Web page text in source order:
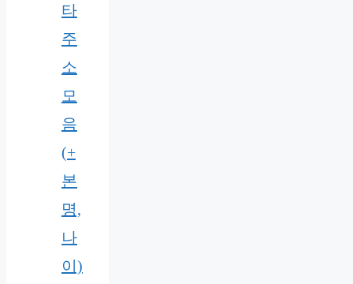
타
주
소
모
음
(+
본
명,
나
이)